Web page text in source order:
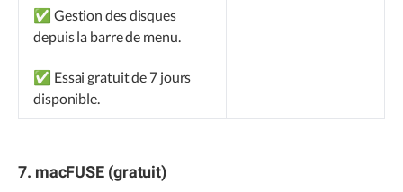
✅ Gestion des disques
depuis la barre de menu.
✅ Essai gratuit de 7 jours
disponible.
7. macFUSE (gratuit)